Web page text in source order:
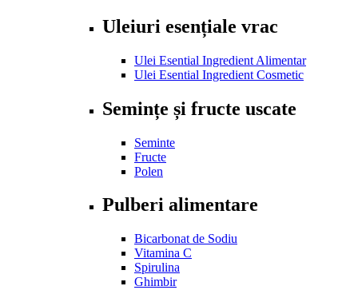
Uleiuri esențiale vrac
Ulei Esential Ingredient Alimentar
Ulei Esential Ingredient Cosmetic
Semințe și fructe uscate
Seminte
Fructe
Polen
Pulberi alimentare
Bicarbonat de Sodiu
Vitamina C
Spirulina
Ghimbir